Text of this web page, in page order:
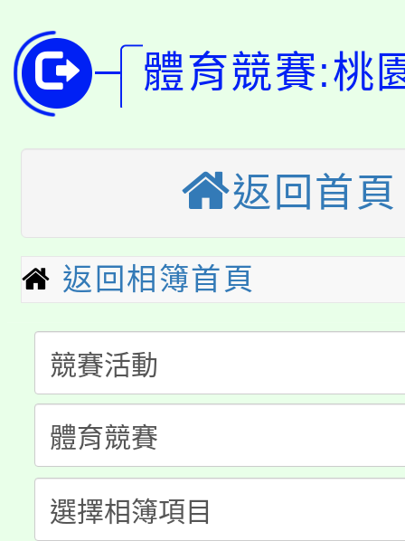
版
公告本校115學年度第
代理(課)教師甄選結果(
「2026金融保險知識
車」活動
桃園市115學年度學生
生本土語及新住民語歌
公告本校115學年度第
代理(課)教師甄選結果(
公告本校115學年度第
代理(課)教師甄選結果(
轉知中國文化大學推廣
《TA101》溝通分析基
程，歡迎學生輔導中心
心理、諮商輔導、社會
系所師生報名參加。
淨零綠生活教案入校路
會
115年食農教育專業人
程
學期銜接期間理賠案件
學籍身 分審查程序及
版
淨零綠領人才培育課程
公告本校115學年度第
體育競賽:桃
返回首頁
返回相簿首頁